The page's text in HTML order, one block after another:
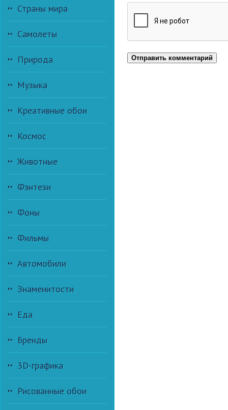
Страны мира
Самолеты
Природа
Музыка
Креативные обои
Космос
Животные
Фэнтези
Фоны
Фильмы
Автомобили
Знаменитости
Еда
Бренды
3D-графика
Рисованные обои
Отправить комментарий